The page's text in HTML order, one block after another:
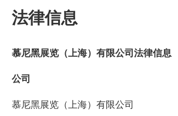
法律信息
慕尼黑展览（上海）有限公司法律信息
公司
慕尼黑展览（上海）有限公司